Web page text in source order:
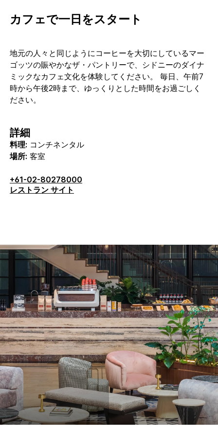
カフェで一日をスタート
地元の人々と同じようにコーヒーを大切にしているマー
ゴッツの賑やかなザ・パントリーで、シドニーのダイナ
ミックなカフェ文化を体験してください。 毎日、午前7
時から午後2時まで、ゆっくりとした時間をお過ごしく
ださい。
詳細
料理: コンチネンタル
場所: 客室
+61-02-80278000
レストラン サイト